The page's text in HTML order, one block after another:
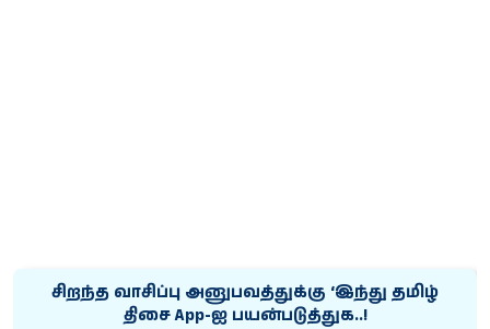
சிறந்த வாசிப்பு அனுபவத்துக்கு ‘இந்து தமிழ்
திசை App-ஐ பயன்படுத்துக..!